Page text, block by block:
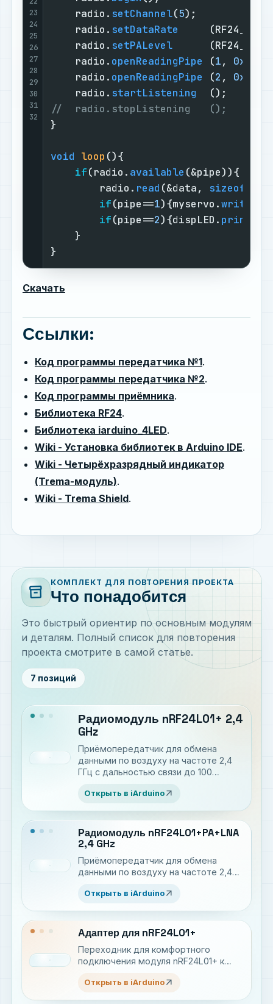
23
24
25
26
27
28
29
30
31
32
    radio.
setChannel(5
    radio.
setDataRate
    radio.
setPALevel
    radio.
openReadingPipe (1,
    radio.
openReadingPipe (2 ,
    radio.
startListening
//  radio.stopListening   ();
}
void loop (){
if(radio. available
        radio.
read (&data, sizeof
if(pipe==1){myservo.write
if(pipe==2){dispLED. print
    }
}
Скачать
Ссылки:
Код программы передатчика №1.
Код программы передатчика №2.
Код программы приёмника.
Библиотека RF24.
Библиотека iarduino_4LED.
Wiki - Установка библиотек в Arduino IDE.
Wiki - Четырёхразрядный индикатор
(Trema-модуль).
Wiki - Trema Shield.
inventory_2
КОМПЛЕКТ ДЛЯ ПОВТОРЕНИЯ ПРОЕКТА
Что понадобится
Это быстрый ориентир по основным модулям
и деталям. Полный список для повторения
проекта смотрите в самой статье.
7 позиций
Радиомодуль nRF24L01+ 2,4
GHz
Приёмопередатчик для обмена
данными по воздуху на частоте 2,4
ГГц с дальностью связи до 100
Открыть в iArduino arrow_outward
Радиомодуль nRF24L01+PA+LNA
2,4 GHz
Приёмопередатчик для обмена
данными по воздуху на частоте 2,4
метров
Открыть в iArduino arrow_outward
Адаптер для nRF24L01+
Переходник для комфортного
подключения модуля nRF24L01+ к
Открыть в iArduino arrow_outward